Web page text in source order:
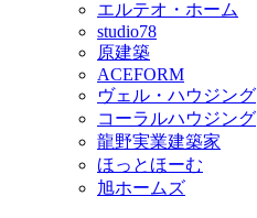
エルテオ・ホーム
studio78
原建築
ACEFORM
ヴェル・ハウジング
コーラルハウジング
龍野実業建築家
ほっとほーむ
旭ホームズ